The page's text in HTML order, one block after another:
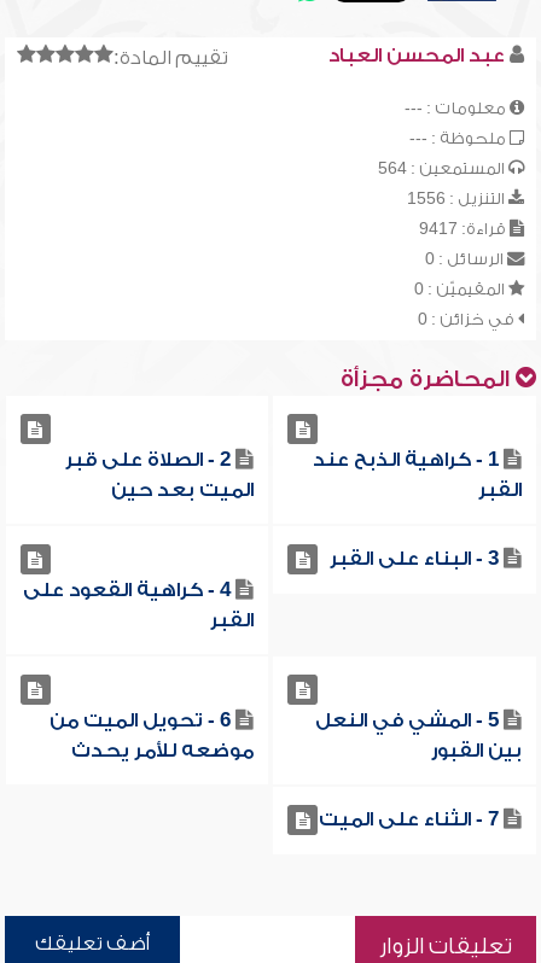
تقييم المادة: عبد المحسن العباد
معلومات : ---
ملحوظة : ---
المستمعين : 564
التنزيل : 1556
قراءة: 9417
الرسائل : 0
المقيميّن : 0
في خزائن : 0
المحاضرة مجزأة
1 - كراهية الذبح عند
القبر
2 - الصلاة على قبر
الميت بعد حين
3 - البناء على القبر
4 - كراهية القعود على
القبر
5 - المشي في النعل
بين القبور
6 - تحويل الميت من
موضعه للأمر يحدث
7 - الثناء على الميت
تعليقات الزوار أضف تعليقك